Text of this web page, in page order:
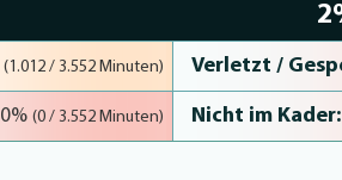
(1.012 / 3.552 Minuten) Verletzt /
0% (0 / 3.552 Minuten) Nicht im Kader: